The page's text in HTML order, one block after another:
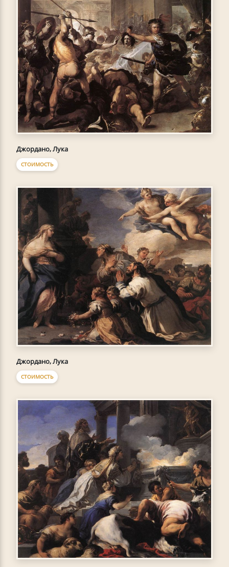
Джордано, Лука
СТОИМОСТЬ
Джордано, Лука
СТОИМОСТЬ